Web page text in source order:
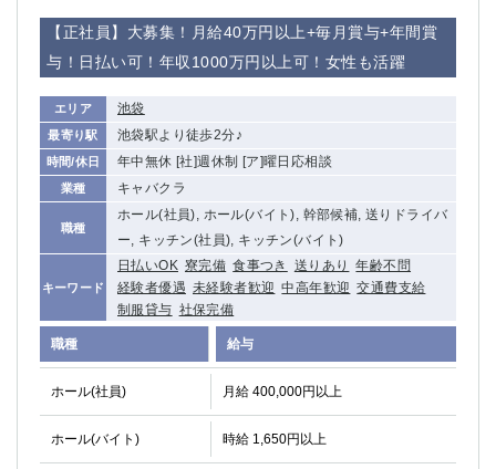
【正社員】大募集！月給40万円以上+毎月賞与+年間賞
与！日払い可！年収1000万円以上可！女性も活躍
エリア 池袋
最寄り駅 池袋駅より徒歩2分♪
時間/休日 年中無休 [社]週休制 [ア]曜日応相談
業種 キャバクラ
職種
ホール(社員), ホール(バイト), 幹部候補, 送りドライバ
ー, キッチン(社員), キッチン(バイト)
キーワード
日払いOK 寮完備 食事つき 送りあり
年齢不問
経験者優遇 未経験者歓迎 中高年歓迎 交通費支給
制服貸与 社保完備
職種 給与
ホール(社員) 月給 400,000円以上
ホール(バイト) 時給 1,650円以上
蒲田東口
多摩センター
立川（南口）
新宿
中野
府中
中目黒
ひばりヶ丘（北口）
吉祥寺（南口／公園口）
自由が丘
四谷
錦糸町南口
下北沢・経堂
金町（北口）
成増駅徒歩3分の好立地！①JR埼京線「赤羽駅」から徒歩2分 ②東
三軒茶屋（南口）
①歌舞伎町 ②新宿 ③新宿三丁目 ④西
①歌舞伎町 ②新宿 ③西部新宿 ③東新宿
①歌舞伎町 ②新宿
①銀座 ②新橋
錦糸町(南口)
①東武練馬 ②成増・板橋 ③大山 ②池袋
池袋東口